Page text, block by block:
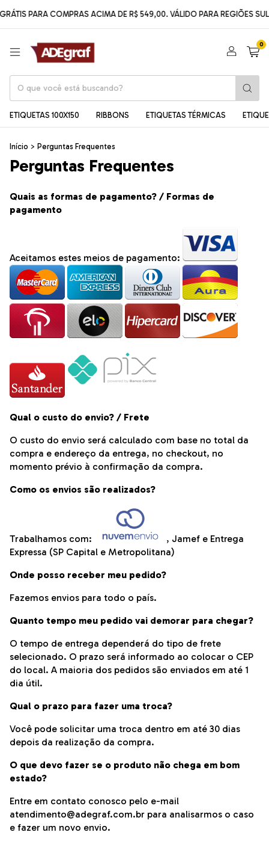
PARA COMPRAS ACIMA DE R$ 549,00. VÁLIDO PARA REGIÕES SUL
0
ETIQUETAS 100X150 RIBBONS ETIQUETAS TÉRMICAS
Início > Perguntas Frequentes
Perguntas Frequentes
Quais as formas de pagamento? / Formas de
pagamento
Aceitamos estes meios de pagamento:
Qual o custo do envio? / Frete
O custo do envio será calculado com base no total da
compra e endereço da entrega, no checkout, no
momento prévio à confirmação da compra.
Como os envios são realizados?
Trabalhamos com:
, Jamef e Entrega
Expressa (SP Capital e Metropolitana)
Onde posso receber meu pedido?
Fazemos envios para todo o país.
Quanto tempo meu pedido vai demorar para chegar?
O tempo de entrega dependerá do tipo de frete
selecionado. O prazo será informado ao colocar o CEP
do local. A maioria dos pedidos são enviados em até 1
dia útil.
Qual o prazo para fazer uma troca?
Você pode solicitar uma troca dentro em até 30 dias
depois da realização da compra.
O que devo fazer se o produto não chega em bom
estado?
Entre em contato conosco pelo e-mail
atendimento@adegraf.com.br para analisarmos o caso
e fazer um novo envio.